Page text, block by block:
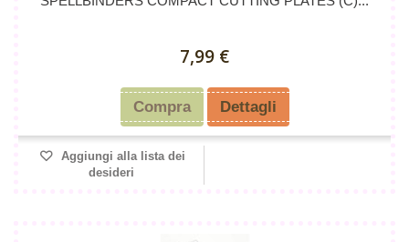
7,99 €
Compra Dettagli
Aggiungi alla lista dei
desideri